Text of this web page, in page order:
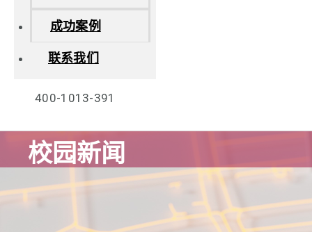
成功案例
联系我们
400-1013-391
校园新闻